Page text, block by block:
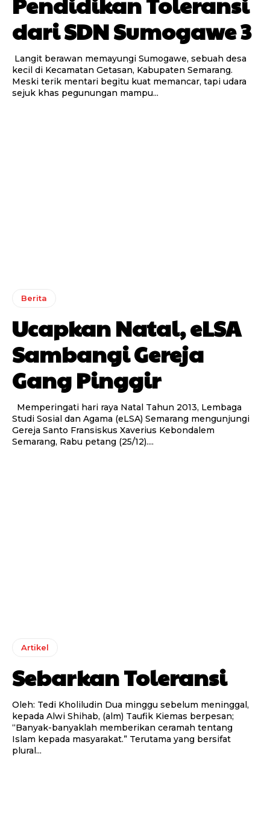
dari SDN Sumogawe 3
Langit berawan memayungi Sumogawe, sebuah desa
kecil di Kecamatan Getasan, Kabupaten Semarang.
Meski terik mentari begitu kuat memancar, tapi udara
sejuk khas pegunungan mampu...
Berita
Ucapkan Natal, eLSA
Sambangi Gereja
Gang Pinggir
Memperingati hari raya Natal Tahun 2013, Lembaga
Studi Sosial dan Agama (eLSA) Semarang mengunjungi
Gereja Santo Fransiskus Xaverius Kebondalem
Semarang, Rabu petang (25/12)....
Artikel
Sebarkan Toleransi
Oleh: Tedi Kholiludin Dua minggu sebelum meninggal,
kepada Alwi Shihab, (alm) Taufik Kiemas berpesan;
“Banyak-banyaklah memberikan ceramah tentang
Islam kepada masyarakat.” Terutama yang bersifat
plural...